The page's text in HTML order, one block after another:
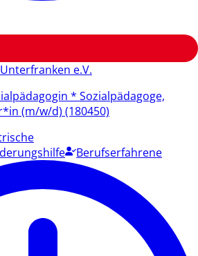
e.V.
* Sozialpädagoge,
(m/w/d) (180450)
Berufserfahrene